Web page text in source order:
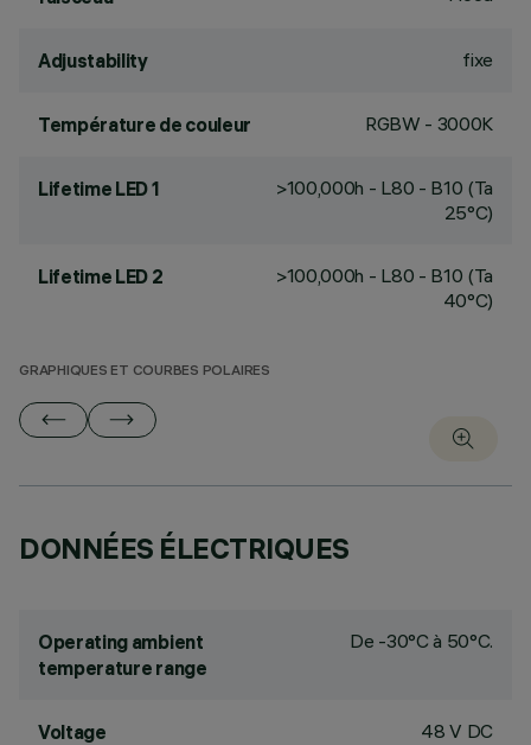
Adjustability fixe
Température de couleur RGBW - 3000K
Lifetime LED 1
>100,000h - L80 - B10 (Ta
25°C)
Lifetime LED 2
>100,000h - L80 - B10 (Ta
40°C)
GRAPHIQUES ET COURBES POLAIRES
DONNÉES ÉLECTRIQUES
Operating ambient
temperature range
De -30°C à 50°C.
Voltage 48 V DC